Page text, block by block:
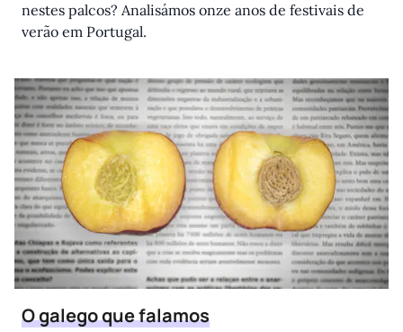
nestes palcos? Analisámos onze anos de festivais de
verão em Portugal.
O galego que falamos